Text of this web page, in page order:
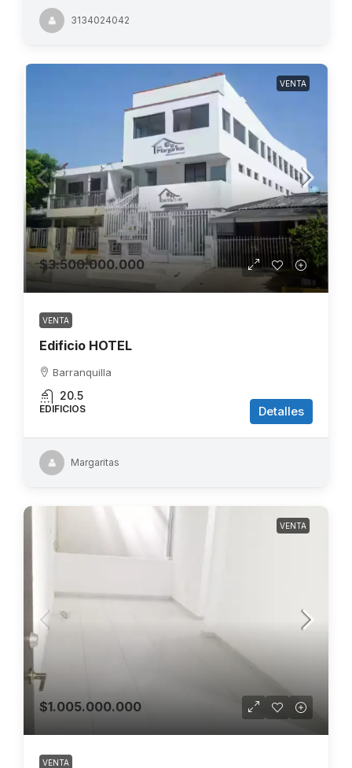
3134024042
VENTA
$3.500.000.000
VENTA
Edificio HOTEL
Barranquilla
20.5
EDIFICIOS Detalles
Margaritas
VENTA
$1.005.000.000
VENTA